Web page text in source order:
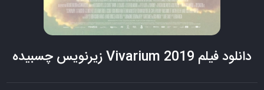
دانلود فیلم Vivarium 2019 زیرنویس چسبیده